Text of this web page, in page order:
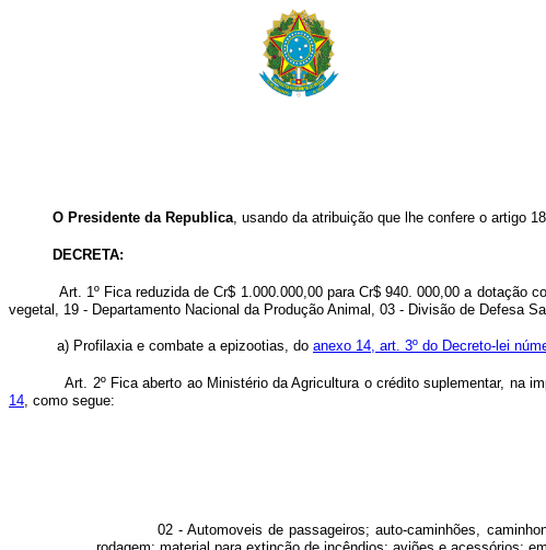
O Presidente da Republica, usando da atribuição que lhe confere o artigo
DECRETA:
Art. 1º Fica reduzida de Cr$ 1.000.000,00 para Cr$ 940. 000,00 a dotação
vegetal, 19 - Departamento Nacional da Produção Animal, 03 - Divisão de Defesa
a) Profilaxia e combate a epizootias, do anexo 14, art. 3º do Decreto-lei
Art. 2º Fica aberto ao Ministério da Agricultura o crédito suplementar, na
14, como segue:
02 - Automoveis de passageiros; auto-caminhões,